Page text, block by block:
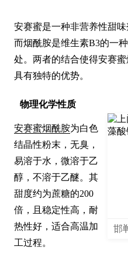
安赛蜜是一种非营养性甜味
而烟酰胺是维生素B3的一
处。两者的结合使得安赛
具有独特的优势。
物理化学性质
安赛蜜烟酰胺为白色
结晶性粉末，无臭，
易溶于水，微溶于乙
醇，不溶于乙醚。其
甜度约为蔗糖的200
倍，且稳定性高，耐
热性好，适合高温加
工过程。